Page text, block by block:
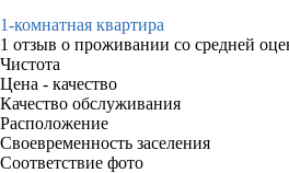
1-комнатная квартира
1 отзыв о проживании со средней
Чистота
Цена - качество
Качество обслуживания
Расположение
Своевременность заселения
Соответствие фото